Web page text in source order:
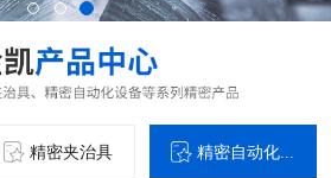
精密夹治具 精密自动化...